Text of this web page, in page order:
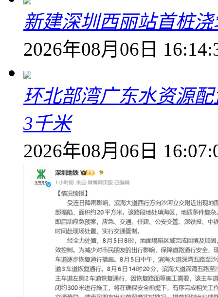
新建深圳西丽站首桩
2026年08月06日
环北部湾广东水资源
3千米
2026年08月06日